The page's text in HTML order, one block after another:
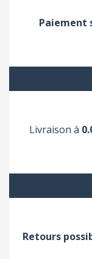
Paiement
Livraison à
Retours